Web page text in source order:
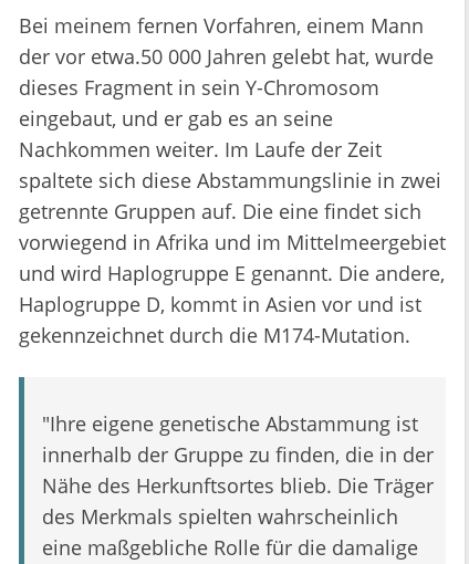
Bei meinem fernen Vorfahren, einem Mann
der vor etwa.50 000 Jahren gelebt hat, wurde
dieses Fragment in sein Y-Chromosom
eingebaut, und er gab es an seine
Nachkommen weiter. Im Laufe der Zeit
spaltete sich diese Abstammungslinie in zwei
getrennte Gruppen auf. Die eine findet sich
vorwiegend in Afrika und im Mittelmeergebiet
und wird Haplogruppe E genannt. Die andere,
Haplogruppe D, kommt in Asien vor und ist
gekennzeichnet durch die M174-Mutation.
"Ihre eigene genetische Abstammung ist
innerhalb der Gruppe zu finden, die in der
Nähe des Herkunftsortes blieb. Die Träger
des Merkmals spielten wahrscheinlich
eine maßgebliche Rolle für die damalige